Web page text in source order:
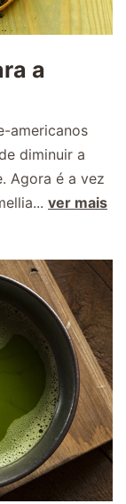
a
americanos
diminuir a
Agora é a vez
ver mais